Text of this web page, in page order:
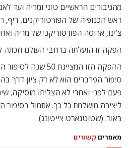
מהגיבורים הראשיים טוני ומריה ועד
ראש הכנופיה של הפורטוריקנים, ריף,
צ’ינו, ארוסה הפורטוריקני של מריה
הפקה זו הועלתה ברחבי העולם וזכתה
ההפקה הזו המציינת
סיפור הפרברים הוא לא רק ציון דרך
פעם לפני ואחרי לא הצליחו מוסיקה,
ליצירה מושלמת כל כך. אתמול בסיפור
באור. (שטוטגארט צייטונג)
מאמרים קשורים